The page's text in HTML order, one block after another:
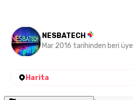
NESBATECH
Mar 2016 tarihinden beri üye
Harita